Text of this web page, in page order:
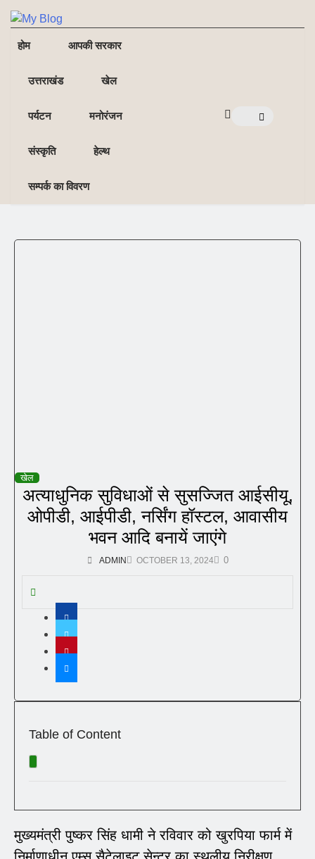
NE
NEWS ELEMENTOR
होम आपकी सरकार
उत्तराखंड खेल
पर्यटन मनोरंजन
संस्कृति हेल्थ
सम्पर्क का विवरण
खेल
अत्याधुनिक सुविधाओं से सुसज्जित आईसीयू,
ओपीडी, आईपीडी, नर्सिंग हॉस्टल, आवासीय
भवन आदि बनायें जाएंगे
ADMIN OCTOBER 13, 2024 0
Table of Content
मुख्यमंत्री पुष्कर सिंह धामी ने रविवार को खुरपिया फार्म में